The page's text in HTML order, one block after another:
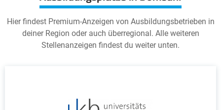
Hier findest Premium-Anzeigen von Ausbildungsbetrieben in
deiner Region oder auch überregional. Alle weiteren
Stellenanzeigen findest du weiter unten.